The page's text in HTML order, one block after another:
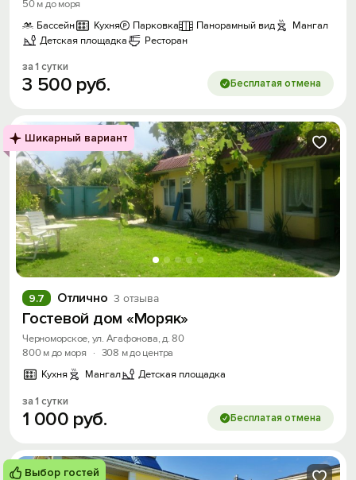
50 м до моря
Бассейн
Кухня Парковка Панорамный вид
Мангал
Детская площадка
Ресторан
за 1 сутки
3 500 руб. Бесплатая отмена
Шикарный вариант
Отлично 3 отзыва
9.7
Гостевой дом «Моряк»
Черноморское, ул. Агафонова, д. 80
800 м до моря
· 308 м до центра
Кухня
Мангал Детская площадка
за 1 сутки
1 000 руб. Бесплатая отмена
Выбор гостей